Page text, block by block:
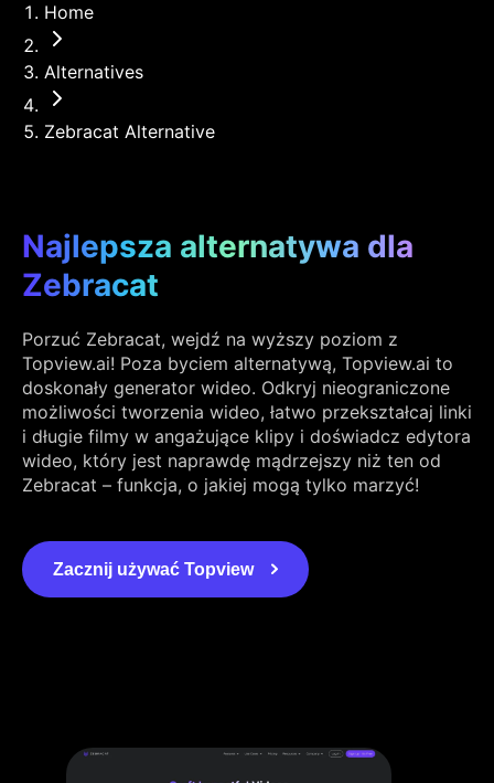
Home
Alternatives
Zebracat Alternative
Najlepsza alternatywa dla
Zebracat
Porzuć Zebracat, wejdź na wyższy poziom z
Topview.ai! Poza byciem alternatywą, Topview.ai to
doskonały generator wideo. Odkryj nieograniczone
możliwości tworzenia wideo, łatwo przekształcaj linki
i długie filmy w angażujące klipy i doświadcz edytora
wideo, który jest naprawdę mądrzejszy niż ten od
Zebracat – funkcja, o jakiej mogą tylko marzyć!
Zacznij używać Topview